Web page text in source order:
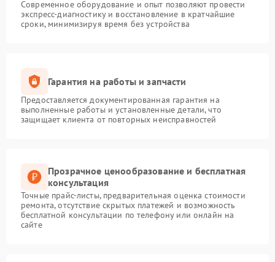
Современное оборудование и опыт позволяют провести
экспресс-диагностику и восстановление в кратчайшие
сроки, минимизируя время без устройства
Гарантия на работы и запчасти
Предоставляется документированная гарантия на
выполненные работы и установленные детали, что
защищает клиента от повторных неисправностей
Прозрачное ценообразование и бесплатная
консультация
Точные прайс-листы, предварительная оценка стоимости
ремонта, отсутствие скрытых платежей и возможность
бесплатной консультации по телефону или онлайн на
сайте